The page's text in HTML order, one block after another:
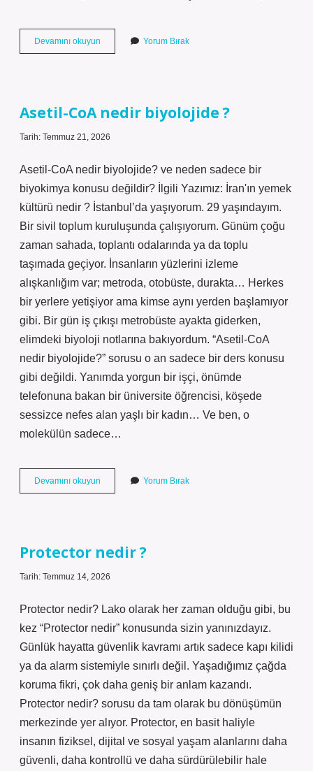
Devamını okuyun
kişilik
?
Yorum Bırak
Asetil-CoA nedir biyolojide ?
Tarih: Temmuz 21, 2026
Asetil-CoA nedir biyolojide? ve neden sadece bir
biyokimya konusu değildir? İlgili Yazımız: İran'ın yemek
kültürü nedir ? İstanbul’da yaşıyorum. 29 yaşındayım.
Bir sivil toplum kuruluşunda çalışıyorum. Günüm çoğu
zaman sahada, toplantı odalarında ya da toplu
taşımada geçiyor. İnsanların yüzlerini izleme
alışkanlığım var; metroda, otobüste, durakta… Herkes
bir yerlere yetişiyor ama kimse aynı yerden başlamıyor
gibi. Bir gün iş çıkışı metrobüste ayakta giderken,
elimdeki biyoloji notlarına bakıyordum. “Asetil-CoA
nedir biyolojide?” sorusu o an sadece bir ders konusu
gibi değildi. Yanımda yorgun bir işçi, önümde
telefonuna bakan bir üniversite öğrencisi, köşede
sessizce nefes alan yaşlı bir kadın… Ve ben, o
molekülün sadece…
Devamını okuyun
CoA
Yorum Bırak
Protector nedir ?
Tarih: Temmuz 14, 2026
Protector nedir? Lako olarak her zaman olduğu gibi, bu
kez “Protector nedir” konusunda sizin yanınızdayız.
Günlük hayatta güvenlik kavramı artık sadece kapı kilidi
ya da alarm sistemiyle sınırlı değil. Yaşadığımız çağda
koruma fikri, çok daha geniş bir anlam kazandı.
Protector nedir? sorusu da tam olarak bu dönüşümün
merkezinde yer alıyor. Protector, en basit haliyle
insanın fiziksel, dijital ve sosyal yaşam alanlarını daha
güvenli, daha kontrollü ve daha sürdürülebilir hale